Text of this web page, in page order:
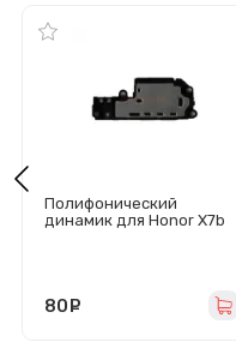
Полифонический
динамик для Honor X7b
80